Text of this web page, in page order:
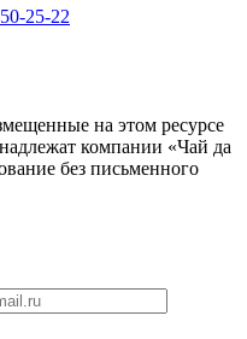
25-22
на этом ресурсе
компании «Чай да
без письменного